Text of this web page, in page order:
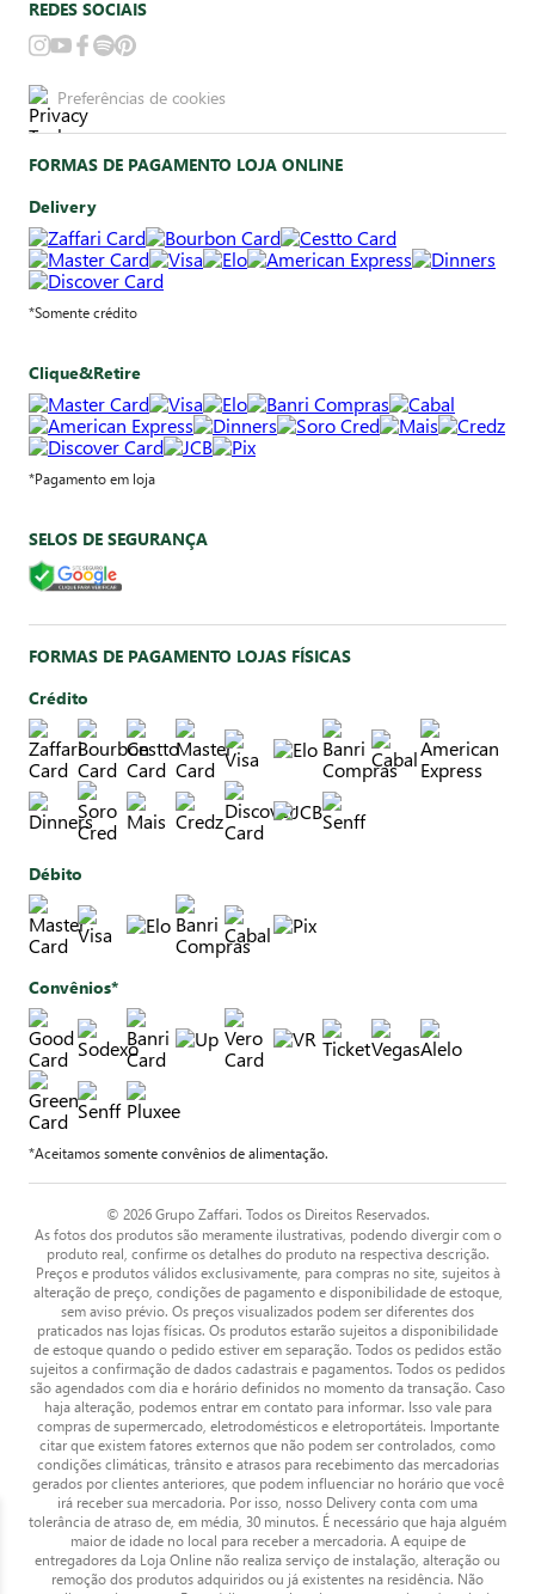
REDES SOCIAIS
Preferências de cookies
FORMAS DE PAGAMENTO LOJA ONLINE
Delivery
*Somente crédito
Clique&Retire
*Pagamento em loja
SELOS DE SEGURANÇA
FORMAS DE PAGAMENTO LOJAS FÍSICAS
Crédito
Débito
Convênios*
*Aceitamos somente convênios de alimentação.
© 2026 Grupo Zaffari. Todos os Direitos Reservados.
As fotos dos produtos são meramente ilustrativas, podendo divergir com o
produto real, confirme os detalhes do produto na respectiva descrição.
Preços e produtos válidos exclusivamente, para compras no site, sujeitos à
alteração de preço, condições de pagamento e disponibilidade de estoque,
sem aviso prévio. Os preços visualizados podem ser diferentes dos
praticados nas lojas físicas. Os produtos estarão sujeitos a disponibilidade
de estoque quando o pedido estiver em separação. Todos os pedidos estão
sujeitos a confirmação de dados cadastrais e pagamentos. Todos os pedidos
são agendados com dia e horário definidos no momento da transação. Caso
haja alteração, podemos entrar em contato para informar. Isso vale para
compras de supermercado, eletrodomésticos e eletroportáteis. Importante
citar que existem fatores externos que não podem ser controlados, como
condições climáticas, trânsito e atrasos para recebimento das mercadorias
gerados por clientes anteriores, que podem influenciar no horário que você
irá receber sua mercadoria. Por isso, nosso Delivery conta com uma
tolerância de atraso de, em média, 30 minutos. É necessário que haja alguém
maior de idade no local para receber a mercadoria. A equipe de
entregadores da Loja Online não realiza serviço de instalação, alteração ou
remoção dos produtos adquiridos ou já existentes na residência. Não